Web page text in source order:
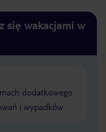
się wakacjami w
dodatkowego
i wypadków